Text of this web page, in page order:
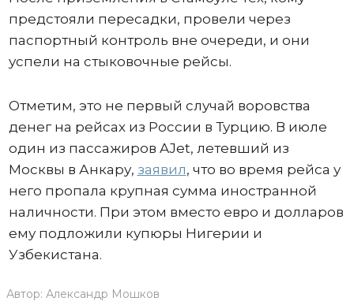
предстояли пересадки, провели через
паспортный контроль вне очереди, и они
успели на стыковочные рейсы.
Отметим, это не первый случай воровства
денег на рейсах из России в Турцию. В июле
один из пассажиров AJet, летевший из
Москвы в Анкару, заявил, что во время рейса у
него пропала крупная сумма иностранной
наличности. При этом вместо евро и долларов
ему подложили купюры Нигерии и
Узбекистана.
Автор: Александр Мошков